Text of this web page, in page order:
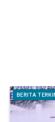
BERITA